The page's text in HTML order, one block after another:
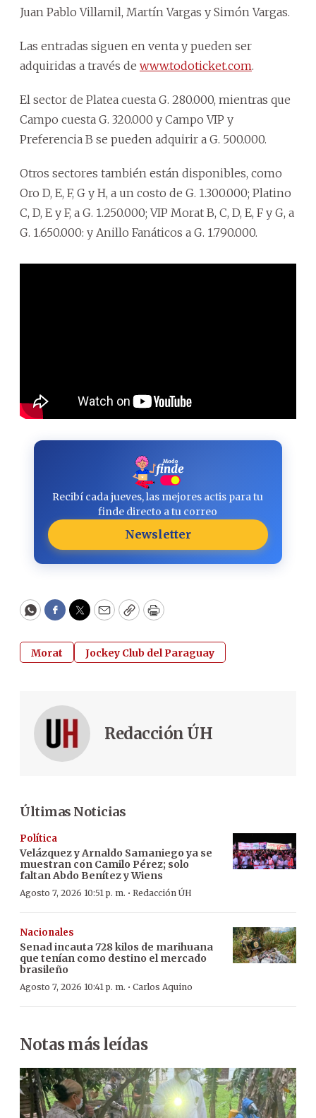
Juan Pablo Villamil, Martín Vargas y Simón Vargas.
Las entradas siguen en venta y pueden ser
adquiridas a través de www.todoticket.com.
El sector de Platea cuesta G. 280.000, mientras que
Campo cuesta G. 320.000 y Campo VIP y
Preferencia B se pueden adquirir a G. 500.000.
Otros sectores también están disponibles, como
Oro D, E, F, G y H, a un costo de G. 1.300.000; Platino
C, D, E y F, a G. 1.250.000; VIP Morat B, C, D, E, F y G, a
G. 1.650.000: y Anillo Fanáticos a G. 1.790.000.
Recibí cada jueves, las mejores actis para tu
finde directo a tu correo
Newsletter
WhatsApp
Facebook
Twitter
EmailCopyPrint
Morat Jockey Club del Paraguay
Redacción ÚH
Últimas Noticias
Política
Velázquez y Arnaldo Samaniego ya se
muestran con Camilo Pérez; solo
faltan Abdo Benítez y Wiens
Agosto 7, 2026 10:51 p. m. · Redacción ÚH
Nacionales
Senad incauta 728 kilos de marihuana
que tenían como destino el mercado
brasileño
Agosto 7, 2026 10:41 p. m. · Carlos Aquino
Notas más leídas